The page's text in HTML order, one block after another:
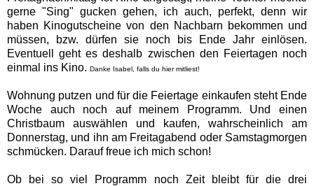
gerne "Sing" gucken gehen, ich auch, perfekt, denn wir
haben Kinogutscheine von den Nachbarn bekommen und
müssen, bzw. dürfen sie noch bis Ende Jahr einlösen.
Eventuell geht es deshalb zwischen den Feiertagen noch
einmal ins Kino. Danke Isabel, falls du hier mitliest!
Wohnung putzen und für die Feiertage einkaufen steht Ende
Woche auch noch auf meinem Programm. Und einen
Christbaum auswählen und kaufen, wahrscheinlich am
Donnerstag, und ihn am Freitagabend oder Samstagmorgen
schmücken. Darauf freue ich mich schon!
Ob bei so viel Programm noch Zeit bleibt für die drei